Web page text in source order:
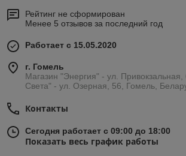
Рейтинг не сформирован
Менее 5 отзывов за последний год
Работает с 15.05.2020
г. Гомель
Магазин "Энергия" - ул.
Света" - ул. Озерная, 56, Гомель,
Контакты
Сегодня работает с 09:00 до 18:00
Показать весь график работы